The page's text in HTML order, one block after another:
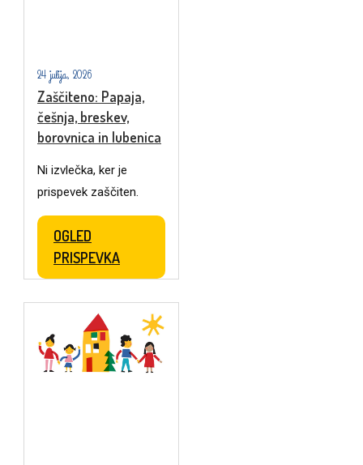
24 julija, 2026
Zaščiteno: Papaja,
češnja, breskev,
borovnica in lubenica
Ni izvlečka, ker je
prispevek zaščiten.
OGLED
PRISPEVKA